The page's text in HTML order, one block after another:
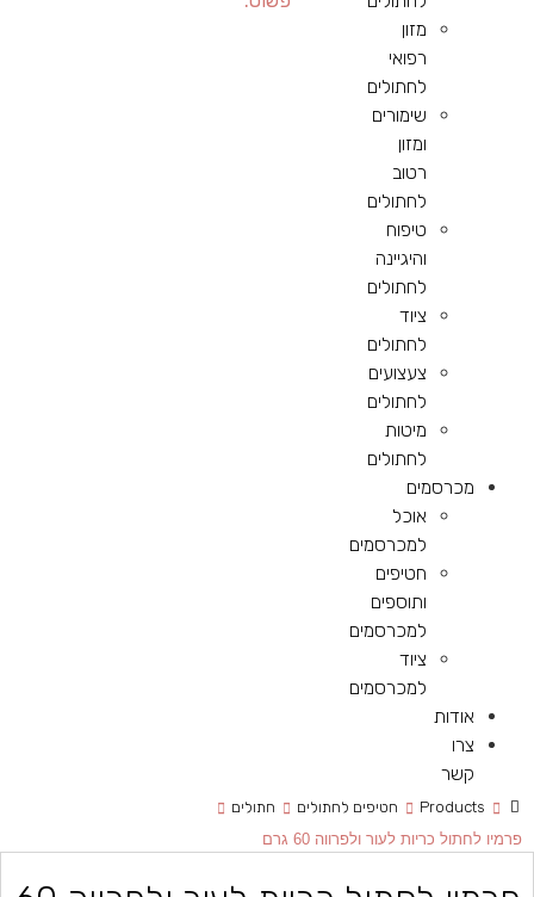
מזון
רפואי
לחתולים
שימורים
ומזון
רטוב
לחתולים
טיפוח
והיגיינה
לחתולים
ציוד
לחתולים
צעצועים
לחתולים
מיטות
לחתולים
מכרסמים
אוכל
למכרסמים
חטיפים
ותוספים
למכרסמים
ציוד
למכרסמים
אודות
צרו
קשר
Products חטיפים לחתולים
חתולים
פרמיו לחתול כריות לעור ולפרווה 60 גרם